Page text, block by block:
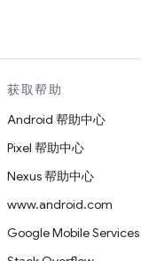
获取帮助
Android 帮助中心
Pixel 帮助中心
Nexus 帮助中心
www.android.com
Google Mobile Services